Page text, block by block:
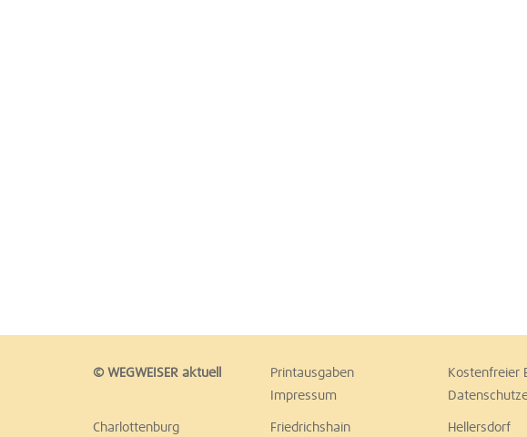
© WEGWEISER aktuell Printausgaben Kostenfreier
Impressum
Charlottenburg Friedrichshain Hellersdorf